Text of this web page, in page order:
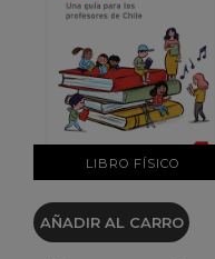
LIBRO FÍSICO
VER DETALLES
AÑADIR AL CARRO